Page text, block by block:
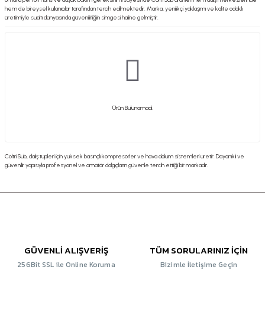
hem de bireysel kullanıcılar tarafından tercih edilmektedir. Marka, yenilikçi yaklaşımı ve kalite odaklı
üretimiyle sualtı dünyasında güvenilirliğin simgesi haline gelmiştir.
Ürün Bulunamadı.
Coltri Sub, dalış tüpleri için yüksek basınçlı kompresörler ve hava dolum sistemleri üretir. Dayanıklı ve
güvenilir yapısıyla profesyonel ve amatör dalgıçların güvenle tercih ettiği bir markadır.
GÜVENLİ ALIŞVERİŞ
256Bit SSL ile Online Koruma
TÜM SORULARINIZ İÇİN
Bizimle İletişime Geçin